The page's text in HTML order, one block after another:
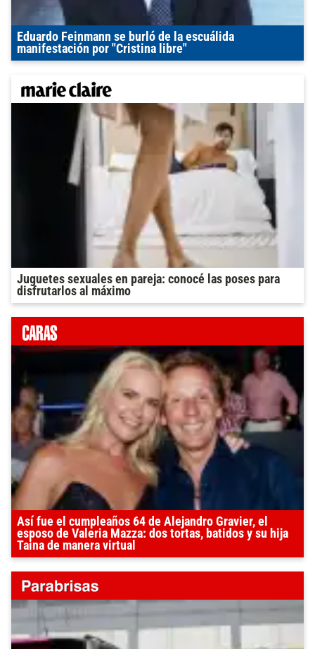
Eduardo Feinmann se burló de la escuálida
manifestación por "Cristina libre"
Juguetes sexuales en pareja: conocé las poses para
disfrutarlos al máximo
Así fue el cumpleaños 64 de Alejandro Gravier, el
esposo de Valeria Mazza: dos tortas, batidos y su hija
Taina de manera virtual